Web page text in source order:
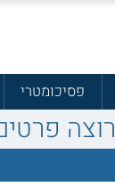
פסיכומטרי
רוצה